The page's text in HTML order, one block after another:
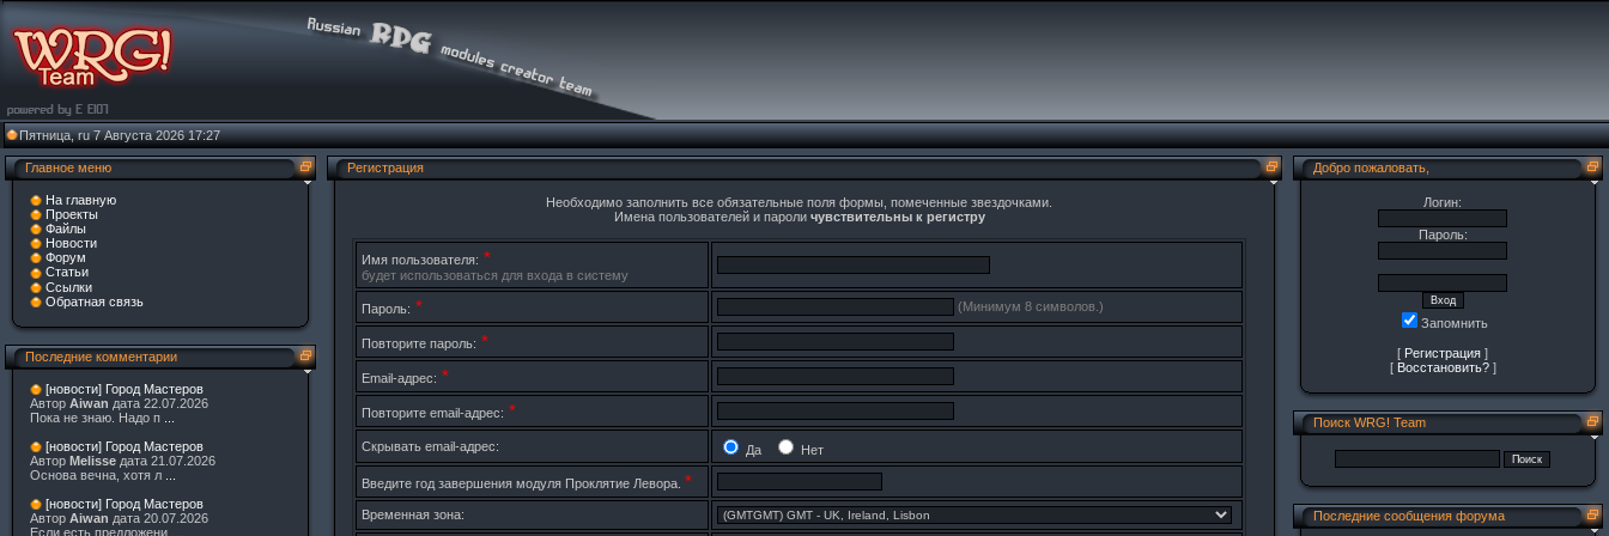
Пятница, ru 7 Августа 2026 17:27
Главное меню
На главную
Проекты
Файлы
Новости
Форум
Статьи
Ссылки
Обратная связь
Последние комментарии
[новости] Город Мастеров
Автор Aiwan дата 22.07.2026
Пока не знаю. Надо п
[новости] Город Мастеров
Автор Melisse дата 21.07.2026
Основа вечна, хотя л
[новости] Город Мастеров
Автор Aiwan дата 20.07.2026
Если есть предложени
Регистрация
Необходимо заполнить все обязательные поля формы, помеченные звездочками.
Имена пользователей и пароли чувствительны к регистру
Имя пользователя: *
будет использоваться для входа в систему
Пароль: * (Минимум 8 символов.)
Повторите пароль: *
Email-адрес: *
Повторите email-адрес: *
Скрывать email-адрес: Да Нет
Введите год завершения модуля Проклятие Левора. *
Временная зона:
Добро пожаловать,
Логин:
Пароль:
Запомнить
[ Регистрация ]
[ Восстановить?]
Поиск WRG! Team
Последние сообщения форума